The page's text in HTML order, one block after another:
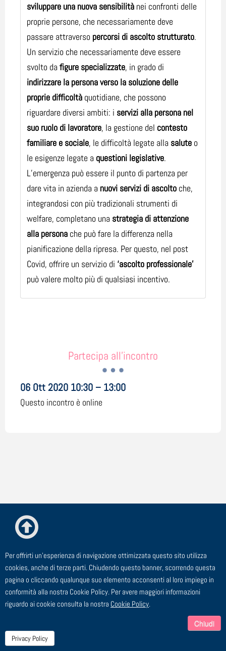
sviluppare una nuova sensibilità nei confronti delle
proprie persone, che necessariamente deve
passare attraverso percorsi di ascolto strutturato.
Un servizio che necessariamente deve essere
svolto dafigure specializzate, in grado di
indirizzare la persona verso la soluzione delle
proprie difficoltà quotidiane, che possono
riguardare diversi ambiti: i servizi alla persona nel
suo ruolo di lavoratore, la gestione del contesto
familiare e sociale, le difficoltà legate alla salute o
le esigenze legate a questioni legislative.
L’emergenza può essere il punto di partenza per
dare vita in azienda a nuovi servizi di ascolto che,
integrandosi con più tradizionali strumenti di
welfare, completano una strategia di attenzione
alla persona che può fare la differenza nella
pianificazione della ripresa. Per questo, nel post
Covid, offrire un servizio di ‘ascolto professionale’
può valere molto più di qualsiasi incentivo.
Partecipa all'incontro
06 Ott 2020 10:30 – 13:00
Questo incontro è online
© ESTE Srl - Via Cagliero, 23 - 20125 Milano
TEL: 02 91 43 44 00 - FAX: 02 91 43 44 24 - EMAIL:
segreteria@este.it - P.I. 00729910158
Per offrirti un'esperienza di navigazione ottimizzata questo sito utilizza
cookies, anche di terze parti. Chiudendo questo banner, scorrendo questa
pagina o cliccando qualunque suo elemento acconsenti al loro impiego in
conformità alla nostra Cookie Policy. Per avere maggiori informazioni
riguardo ai cookie consulta la nostra Cookie Policy.
Chiudi
Privacy Policy